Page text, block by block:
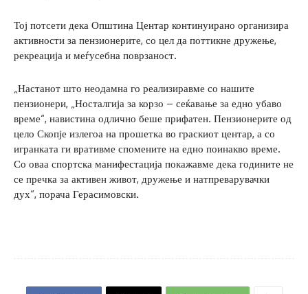
Тој потсети дека Општина Центар континуирано организира
активности за пензионерите, со цел да поттикне дружење,
рекреација и меѓусебна поврзаност.
„Настанот што неодамна го реализиравме со нашите
пензионери, „Носталгија за корзо – сеќавање за едно убаво
време“, навистина одлично беше прифатен. Пензионерите од
цело Скопје излегоа на прошетка во граскиот центар, а со
игранката ги вративме спомените на едно поинакво време.
Со оваа спортска манифестација покажавме дека годините не
се пречка за активен живот, дружење и натпреварувачки
дух“, порача Герасимовски.